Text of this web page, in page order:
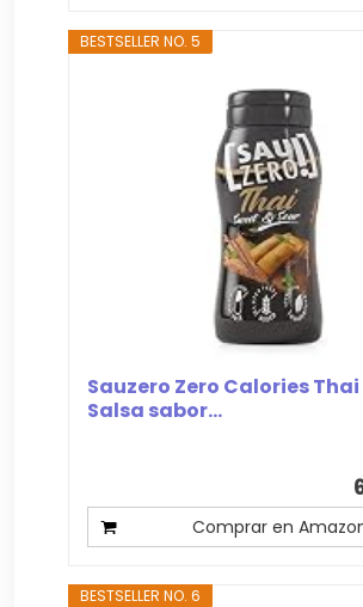
BESTSELLER NO. 5
Sauzero Zero Calories Thai
Salsa sabor...
Comprar en
BESTSELLER NO. 6